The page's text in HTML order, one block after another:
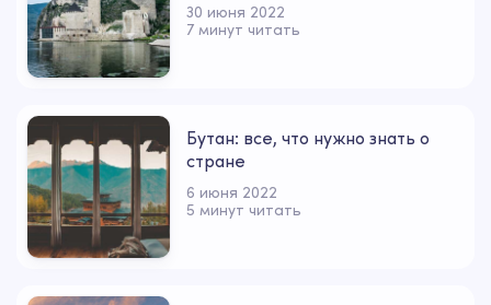
30 июня 2022
7 минут читать
Бутан: все, что нужно знать о
стране
6 июня 2022
5 минут читать